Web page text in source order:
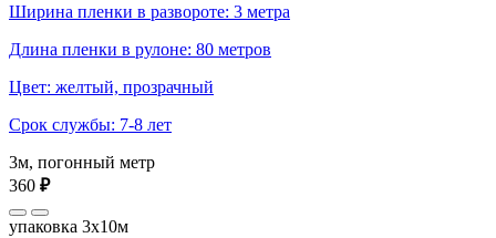
Ширина пленки в развороте: 3 метра
Длина пленки в рулоне: 80 метров
Цвет: желтый, прозрачный
Срок службы: 7-8 лет
3м, погонный метр
360 ₽
упаковка 3x10м